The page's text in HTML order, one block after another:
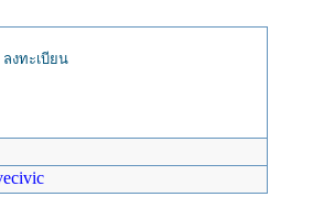
ลงทะเบียน